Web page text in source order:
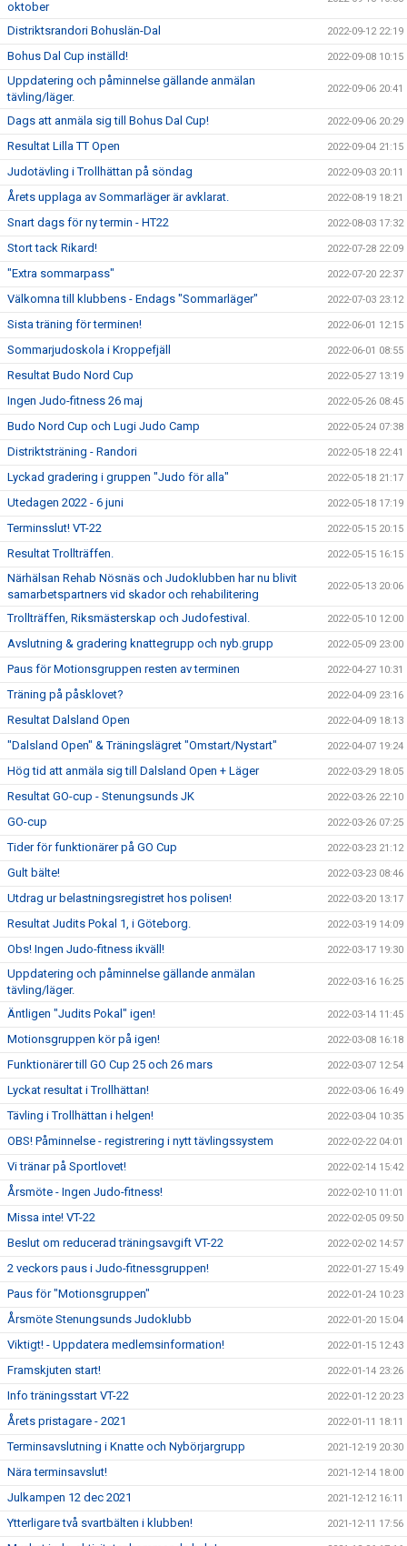
oktober
Distriktsrandori Bohuslän-Dal 2022-09-12 22:19
Bohus Dal Cup inställd! 2022-09-08 10:15
Uppdatering och påminnelse gällande anmälan
tävling/läger.
2022-09-06 20:41
Dags att anmäla sig till Bohus Dal Cup! 2022-09-06 20:29
Resultat Lilla TT Open 2022-09-04 21:15
Judotävling i Trollhättan på söndag 2022-09-03 20:11
Årets upplaga av Sommarläger är avklarat. 2022-08-19 18:21
Snart dags för ny termin - HT22 2022-08-03 17:32
Stort tack Rikard! 2022-07-28 22:09
"Extra sommarpass" 2022-07-20 22:37
Välkomna till klubbens - Endags "Sommarläger" 2022-07-03 23:12
Sista träning för terminen! 2022-06-01 12:15
Sommarjudoskola i Kroppefjäll 2022-06-01 08:55
Resultat Budo Nord Cup 2022-05-27 13:19
Ingen Judo-fitness 26 maj 2022-05-26 08:45
Budo Nord Cup och Lugi Judo Camp 2022-05-24 07:38
Distriktsträning - Randori 2022-05-18 22:41
Lyckad gradering i gruppen "Judo för alla" 2022-05-18 21:17
Utedagen 2022 - 6 juni 2022-05-18 17:19
Terminsslut! VT-22 2022-05-15 20:15
Resultat Trollträffen. 2022-05-15 16:15
Närhälsan Rehab Nösnäs och Judoklubben har nu blivit
samarbetspartners vid skador och rehabilitering
2022-05-13 20:06
Trollträffen, Riksmästerskap och Judofestival. 2022-05-10 12:00
Avslutning & gradering knattegrupp och nyb.grupp 2022-05-09 23:00
Paus för Motionsgruppen resten av terminen 2022-04-27 10:31
Träning på påsklovet? 2022-04-09 23:16
Resultat Dalsland Open 2022-04-09 18:13
"Dalsland Open" & Träningslägret "Omstart/Nystart" 2022-04-07 19:24
Hög tid att anmäla sig till Dalsland Open + Läger 2022-03-29 18:05
Resultat GO-cup - Stenungsunds JK 2022-03-26 22:10
GO-cup 2022-03-26 07:25
Tider för funktionärer på GO Cup 2022-03-23 21:12
Gult bälte! 2022-03-23 08:46
Utdrag ur belastningsregistret hos polisen! 2022-03-20 13:17
Resultat Judits Pokal 1, i Göteborg. 2022-03-19 14:09
Obs! Ingen Judo-fitness ikväll! 2022-03-17 19:30
Uppdatering och påminnelse gällande anmälan
tävling/läger.
2022-03-16 16:25
Äntligen "Judits Pokal" igen! 2022-03-14 11:45
Motionsgruppen kör på igen! 2022-03-08 16:18
Funktionärer till GO Cup 25 och 26 mars 2022-03-07 12:54
Lyckat resultat i Trollhättan! 2022-03-06 16:49
Tävling i Trollhättan i helgen! 2022-03-04 10:35
OBS! Påminnelse - registrering i nytt tävlingssystem 2022-02-22 04:01
Vi tränar på Sportlovet! 2022-02-14 15:42
Årsmöte - Ingen Judo-fitness! 2022-02-10 11:01
Missa inte! VT-22 2022-02-05 09:50
Beslut om reducerad träningsavgift VT-22 2022-02-02 14:57
2 veckors paus i Judo-fitnessgruppen! 2022-01-27 15:49
Paus för "Motionsgruppen" 2022-01-24 10:23
Årsmöte Stenungsunds Judoklubb 2022-01-20 15:04
Viktigt! - Uppdatera medlemsinformation! 2022-01-15 12:43
Framskjuten start! 2022-01-14 23:26
Info träningsstart VT-22 2022-01-12 20:23
Årets pristagare - 2021 2022-01-11 18:11
Terminsavslutning i Knatte och Nybörjargrupp 2021-12-19 20:30
Nära terminsavslut! 2021-12-14 18:00
Julkampen 12 dec 2021 2021-12-12 16:11
Ytterligare två svartbälten i klubben! 2021-12-11 17:56